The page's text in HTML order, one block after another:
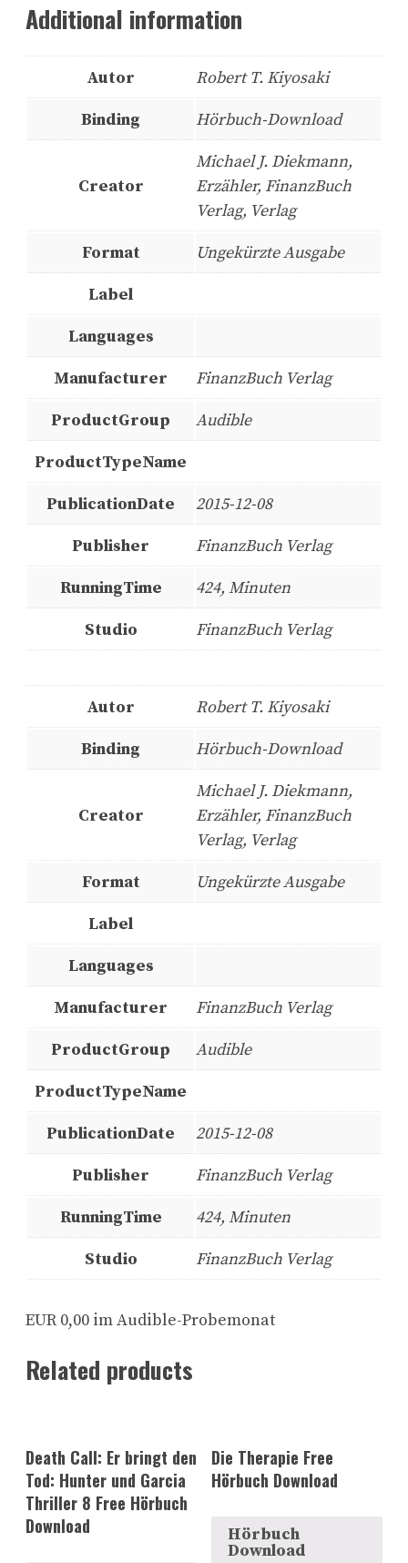
Additional information
Autor
Robert T. Kiyosaki
Binding
Hörbuch-Download
Creator
Michael J. Diekmann,
Erzähler, FinanzBuch
Verlag, Verlag
Format
Ungekürzte Ausgabe
Label
Languages
Manufacturer
FinanzBuch Verlag
ProductGroup
Audible
ProductTypeName
PublicationDate
2015-12-08
Publisher
FinanzBuch Verlag
RunningTime
424, Minuten
Studio
FinanzBuch Verlag
Autor
Robert T. Kiyosaki
Binding
Hörbuch-Download
Creator
Michael J. Diekmann,
Erzähler, FinanzBuch
Verlag, Verlag
Format
Ungekürzte Ausgabe
Label
Languages
Manufacturer
FinanzBuch Verlag
ProductGroup
Audible
ProductTypeName
PublicationDate
2015-12-08
Publisher
FinanzBuch Verlag
RunningTime
424, Minuten
Studio
FinanzBuch Verlag
EUR 0,00 im Audible-Probemonat
Related products
Death Call: Er bringt den
Tod: Hunter und Garcia
Thriller 8 Free Hörbuch
Download
Die Therapie Free
Hörbuch Download
Hörbuch
Download